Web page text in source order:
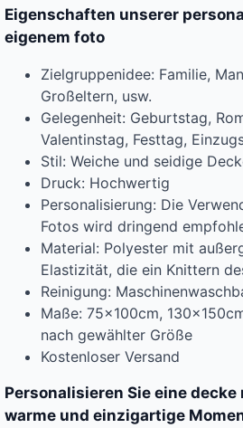
Eigenschaften unserer
eigenem foto
Zielgruppenidee: Familie,
Großeltern, usw.
Gelegenheit: Geburtstag,
Valentinstag, Festtag,
Stil: Weiche und seidige
Druck: Hochwertig
Personalisierung: Die
Fotos wird dringend
Material: Polyester mit
Elastizität, die ein Knittern
Reinigung:
Maße: 75x100cm,
nach gewählter Größe
Kostenloser Versand
Personalisieren Sie eine
warme und einzigartige